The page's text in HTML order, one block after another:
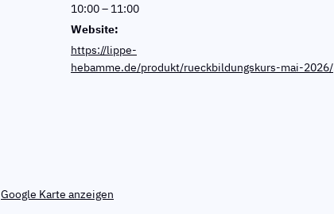
10:00 – 11:00
Website:
https://lippe-
hebamme.de/produkt/rueckbildungskurs-mai-2026/
Google Karte anzeigen